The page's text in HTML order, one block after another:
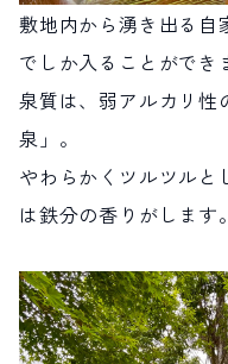
敷地内から湧き出る自
でしか入ることができ
泉質は、弱アルカリ性
泉」。
やわらかくツルツルと
は鉄分の香りがします。